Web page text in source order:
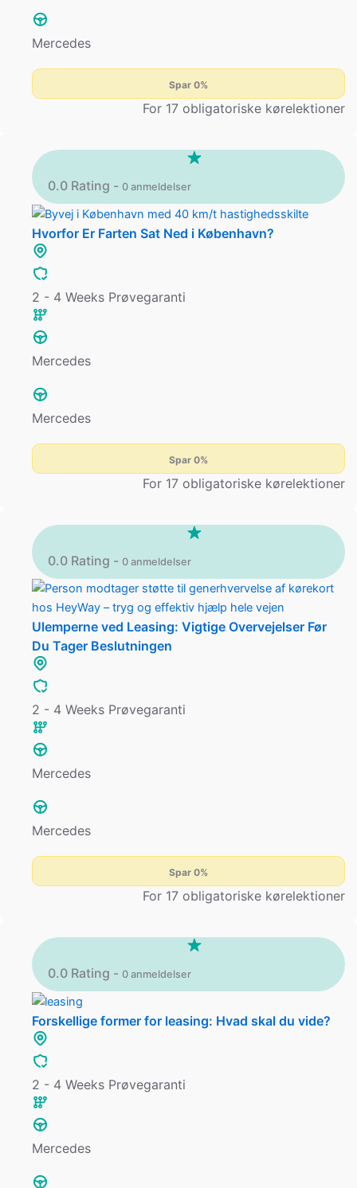
Mercedes
Spar 0%
For 17 obligatoriske kørelektioner
0.0 Rating - 0 anmeldelser
Hvorfor Er Farten Sat Ned i København?
2 - 4 Weeks Prøvegaranti
Mercedes
Mercedes
Spar 0%
For 17 obligatoriske kørelektioner
0.0 Rating - 0 anmeldelser
Ulemperne ved Leasing: Vigtige Overvejelser Før
Du Tager Beslutningen
2 - 4 Weeks Prøvegaranti
Mercedes
Mercedes
Spar 0%
For 17 obligatoriske kørelektioner
0.0 Rating - 0 anmeldelser
Forskellige former for leasing: Hvad skal du vide?
2 - 4 Weeks Prøvegaranti
Mercedes